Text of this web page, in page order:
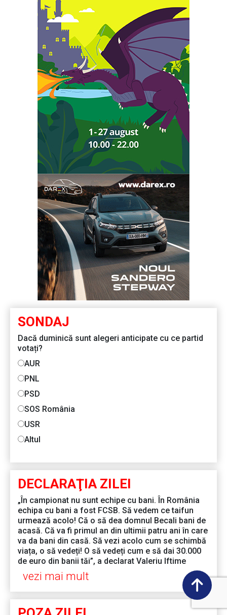
SONDAJ
Dacă duminică sunt alegeri anticipate cu ce partid
votați?
AUR
PNL
PSD
SOS România
USR
Altul
DECLARAŢIA ZILEI
„În campionat nu sunt echipe cu bani. În România
echipa cu bani a fost FCSB. Să vedem ce taifun
urmează acolo! Că o să dea domnul Becali bani de
acasă. Că va fi primul an din ultimii patru ani în care
va da bani din casă. Să vezi acolo cum se schimbă
viața, o să vedeți! O să vedeți cum e să dai 30.000
de euro din banii tăi”, a declarat Valeriu Iftime
vezi mai mult